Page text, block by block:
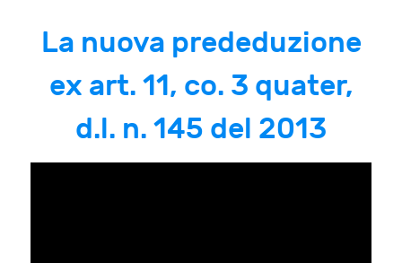
La nuova prededuzione
ex art. 11, co. 3 quater,
d.l. n. 145 del 2013